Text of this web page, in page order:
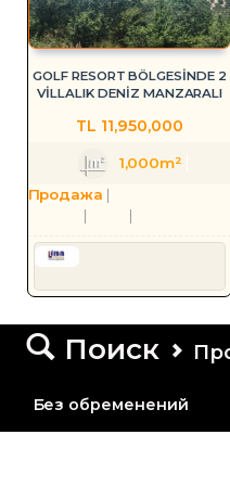
GOLF RESORT BÖLGESİNDE 2
VİLLALIK DENİZ MANZARALI
TL 11,950,000
1,000m²
Продажа
Поиск
Без обременений